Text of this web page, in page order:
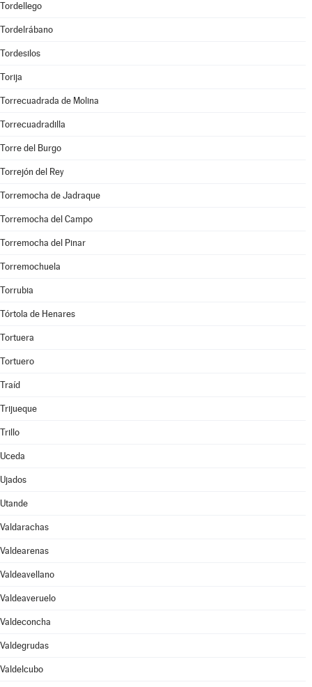
Tordellego
Tordelrábano
Tordesilos
Torija
Torrecuadrada de Molina
Torrecuadradilla
Torre del Burgo
Torrejón del Rey
Torremocha de Jadraque
Torremocha del Campo
Torremocha del Pinar
Torremochuela
Torrubia
Tórtola de Henares
Tortuera
Tortuero
Traíd
Trijueque
Trillo
Uceda
Ujados
Utande
Valdarachas
Valdearenas
Valdeavellano
Valdeaveruelo
Valdeconcha
Valdegrudas
Valdelcubo